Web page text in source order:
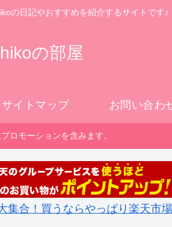
の日記やおすすめを紹介するサイトです♪
の部屋
サイトマップ お問い合わ
ロモーションを含みます。
集合！買うならやっぱり楽天市場